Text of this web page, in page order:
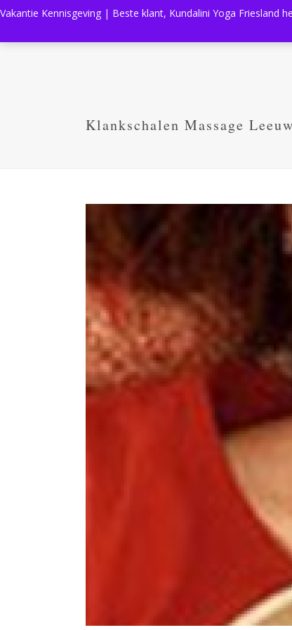
Klankschalen Massage
Vakantie Kennisgeving | Beste klant, Kundalini Yoga Friesland